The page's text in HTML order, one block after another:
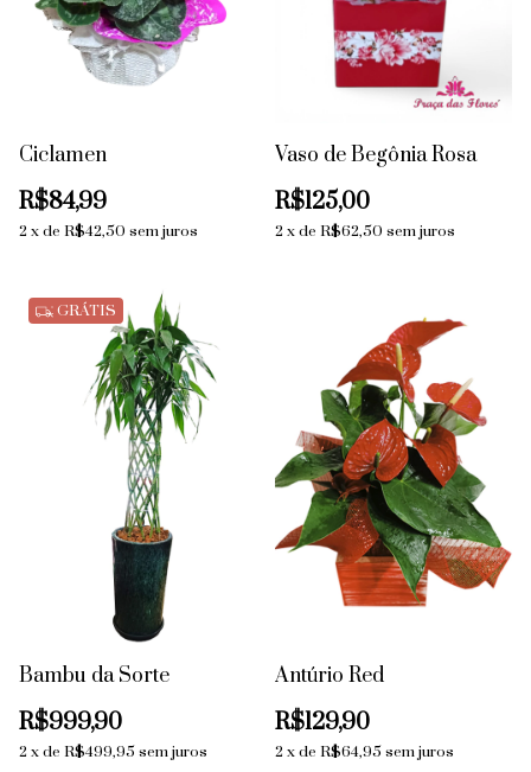
Ciclamen
R$84,99
2 xde R$42,50 sem juros
Vaso de Begônia Rosa
R$125,00
2 xde R$62,50 sem juros
GRÁTIS
Bambu da Sorte
R$999,90
2 xde R$499,95sem juros
Antúrio Red
R$129,90
2 xde R$64,95sem juros